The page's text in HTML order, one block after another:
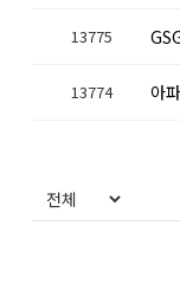
13775
13774 아